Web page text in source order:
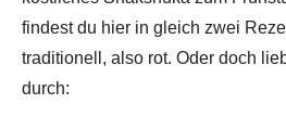
findest du hier in gleich zwei
traditionell, also rot. Oder doch
durch: